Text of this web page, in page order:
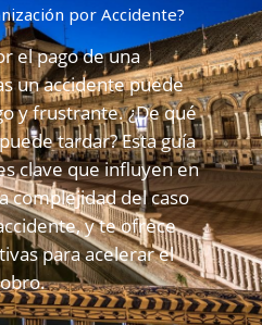
por Accidente?
el pago de una
un accidente puede
y frustrante. ¿De qué
tardar? Esta guía
clave que influyen en
complejidad del caso
y te ofrece
para acelerar el